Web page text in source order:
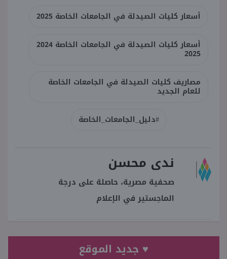
أسعار كليات الصيدلة في الجامعات الخاصة 2025
أسعار كليات الصيدلة في الجامعات الخاصة 2024
2025
مصاريف كليات الصيدلة في الجامعات الخاصة
للعام الجديد
#دليل_الجامعات_الخاصة
ندى محسن
صحفية مصرية، حاصلة على درجة
الماجستير في الإعلام
♥ جديد الموقع